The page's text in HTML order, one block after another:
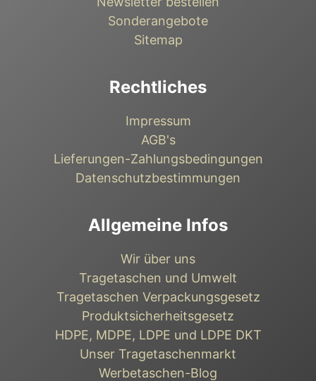
Sonderangebote
Sitemap
Rechtliches
Impressum
AGB's
Lieferungen-Zahlungsbedingungen
Datenschutzbestimmungen
Allgemeine Infos
Wir über uns
Tragetaschen und Umwelt
Tragetaschen Verpackungsgesetz
Produktsicherheitsgesetz
HDPE, MDPE, LDPE und LDPE DKT
Unser Tragetaschenmarkt
Werbetaschen-Blog